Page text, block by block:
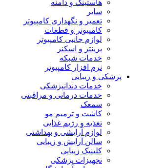
هاستینگ و دامنه
سایر
تعمیر و نگهداری کامپیوتر
کامپیوتر و قطعات
لوازم جانبی کامپیوتر
پرینتر و اسکنر
خدمات شبکه
نرم افزار کامپیوتر
پزشکی و زیبایی
خدمات دندانپزشکی
خدمات درمانی و مراقبتی
سمعک
کاشت و ترمیم مو
تغذیه و رژیم غذایی
لوازم آرایشی و بهداشتی
سالن آرایش و زیبایی
کلینیک زیبایی
تجهیزات پزشکی